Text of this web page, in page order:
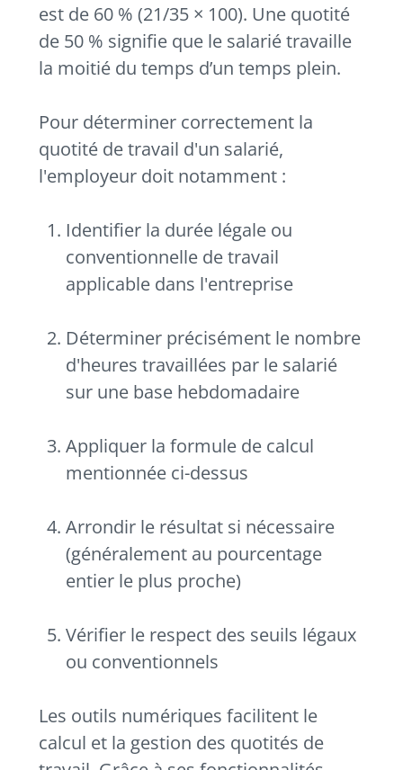
est de 60 % (21/35 × 100). Une quotité
de 50 % signifie que le salarié travaille
la moitié du temps d’un temps plein.
Pour déterminer correctement la
quotité de travail d'un salarié,
l'employeur doit notamment :
Identifier la durée légale ou
conventionnelle de travail
applicable dans l'entreprise
Déterminer précisément le nombre
d'heures travaillées par le salarié
sur une base hebdomadaire
Appliquer la formule de calcul
mentionnée ci-dessus
Arrondir le résultat si nécessaire
(généralement au pourcentage
entier le plus proche)
Vérifier le respect des seuils légaux
ou conventionnels
Les outils numériques facilitent le
calcul et la gestion des quotités de